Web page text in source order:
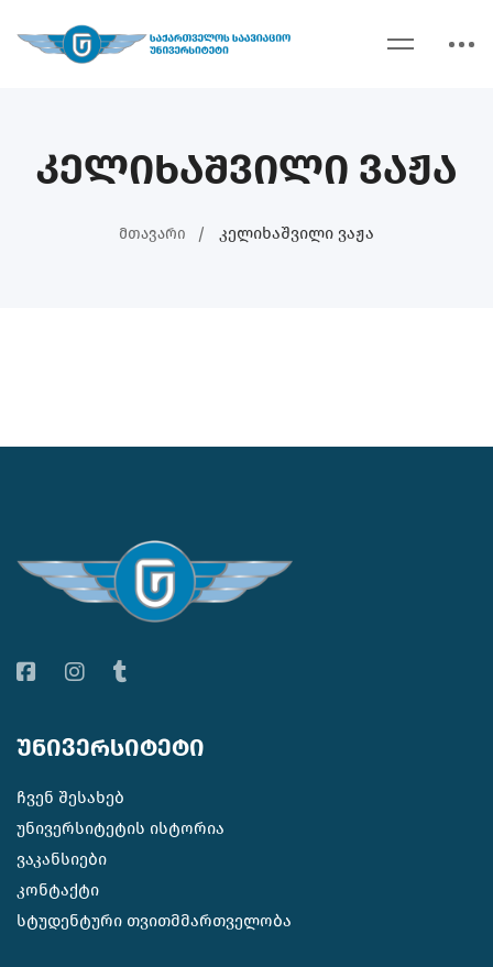
კელიხაშვილი ვაჟა
Მთავარი Კელიხაშვილი Ვაჟა
უნივერსიტეტი
ჩვენ შესახებ
უნივერსიტეტის ისტორია
ვაკანსიები
კონტაქტი
სტუდენტური თვითმმართველობა